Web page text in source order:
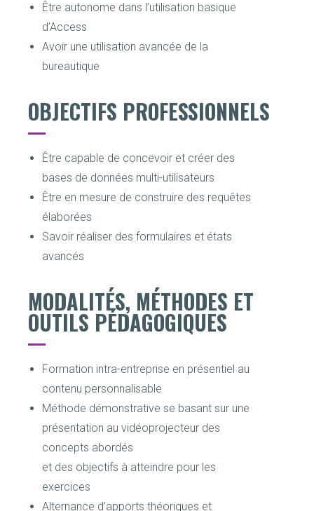
Être autonome dans l’utilisation basique
d’Access
Avoir une utilisation avancée de la
bureautique
OBJECTIFS PROFESSIONNELS​
Être capable de concevoir et créer des
bases de données multi-utilisateurs
Être en mesure de construire des requêtes
élaborées
Savoir réaliser des formulaires et états
avancés
MODALITÉS, MÉTHODES ET
OUTILS PÉDAGOGIQUES
Formation intra-entreprise en présentiel au
contenu personnalisable
Méthode démonstrative se basant sur une
présentation au vidéoprojecteur des
concepts abordés
et des objectifs à atteindre pour les
exercices
Alternance d’apports théoriques et